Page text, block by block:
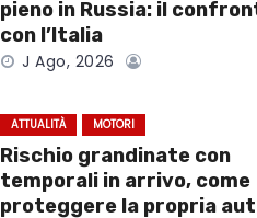
pieno in Russia: il
con l’Italia
J Ago, 2026
ATTUALITÀ MOTORI
Rischio grandinate con
temporali in arrivo, come
proteggere la propria